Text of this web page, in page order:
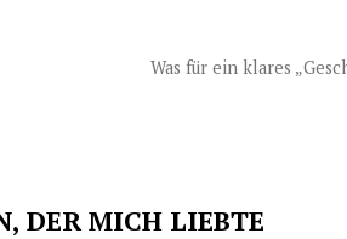
Was für ein klares
DER MICH LIEBTE